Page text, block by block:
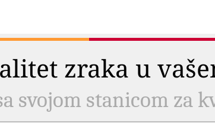
zraka u
svojom stanicom za